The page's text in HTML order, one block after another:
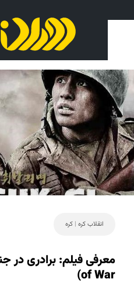
انقلاب کره | کره
of War)